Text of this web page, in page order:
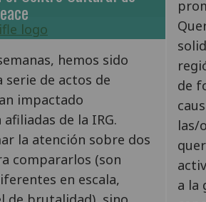
de
las/
a la
hemos sido
de actos de
impactado
de la IRG.
la atención sobre dos
compararlos (son
en escala,